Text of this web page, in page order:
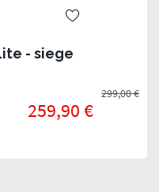
- siege
259,90 €
299,00 €